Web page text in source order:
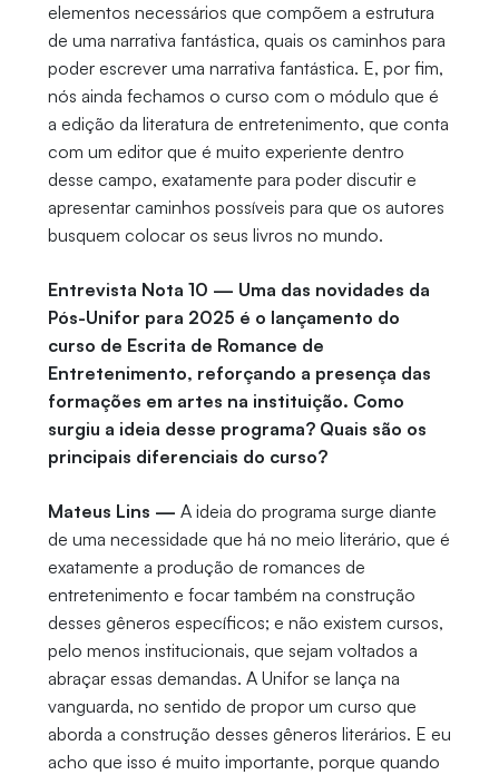
elementos necessários que compõem a estrutura
de uma narrativa fantástica, quais os caminhos para
poder escrever uma narrativa fantástica. E, por fim,
nós ainda fechamos o curso com o módulo que é
a edição da literatura de entretenimento, que conta
com um editor que é muito experiente dentro
desse campo, exatamente para poder discutir e
apresentar caminhos possíveis para que os autores
busquem colocar os seus livros no mundo.
Entrevista Nota 10 — Uma das novidades da
Pós-Unifor para 2025 é o lançamento do
curso de Escrita de Romance de
Entretenimento, reforçando a presença das
formações em artes na instituição. Como
surgiu a ideia desse programa? Quais são os
principais diferenciais do curso?
Mateus Lins — A ideia do programa surge diante
de uma necessidade que há no meio literário, que é
exatamente a produção de romances de
entretenimento e focar também na construção
desses gêneros específicos; e não existem cursos,
pelo menos institucionais, que sejam voltados a
abraçar essas demandas. A Unifor se lança na
vanguarda, no sentido de propor um curso que
aborda a construção desses gêneros literários. E eu
acho que isso é muito importante, porque quando